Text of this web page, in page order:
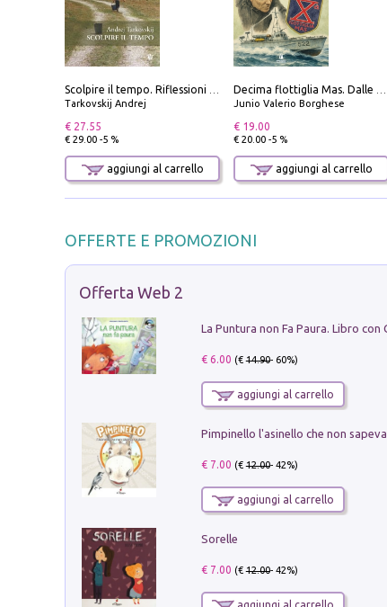
Tarkovskij Andrej
€ 27.55
€ 29.00 -5 %
aggiungi al carrello
Junio Valerio Borghese
€ 19.00
€ 20.00 -5 %
aggiungi al carrello
OFFERTE E PROMOZIONI
Offerta Web 2
La Puntura non Fa Paura. Libro con
€ 6.00 (€14.90- 60%)
aggiungi al carrello
Pimpinello l'asinello che non
€ 7.00 (€12.00- 42%)
aggiungi al carrello
Sorelle
€ 7.00 (€12.00- 42%)
aggiungi al carrello